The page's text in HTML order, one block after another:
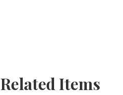
Related Items